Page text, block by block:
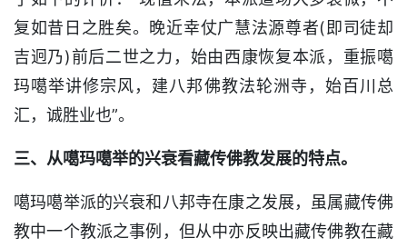
复如昔日之胜矣。晚近幸仗广慧法源尊者(即司徒却
吉迥乃)前后二世之力，始由西康恢复本派，重振噶
玛噶举讲修宗风，建八邦佛教法轮洲寺，始百川总
汇，诚胜业也”。
三、从噶玛噶举的兴衰看藏传佛教发展的特点。
噶玛噶举派的兴衰和八邦寺在康之发展，虽属藏传佛
教中一个教派之事例，但从中亦反映出藏传佛教在藏